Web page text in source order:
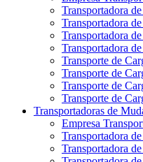
Transportadora
Transportadora
Transportadora
Transportadora
Transporte de
Transporte de
Transporte de
Transporte de
Transportadoras de
Empresa
Transportadora
Transportadora